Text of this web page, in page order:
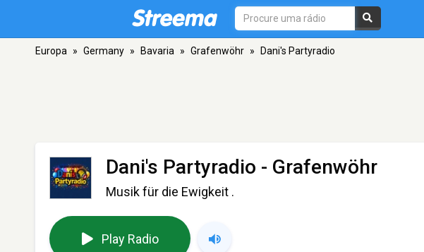
Europa » Germany » Bavaria » Grafenwöhr » Dani's Partyradio
Dani's Partyradio - Grafenwöhr
Musik für die Ewigkeit .
Play Radio